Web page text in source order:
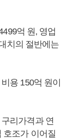
억 원, 영업
치의 절반에는
용 150억 원이
리가격과 연
호조가 이어질